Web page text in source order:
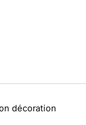
décoration